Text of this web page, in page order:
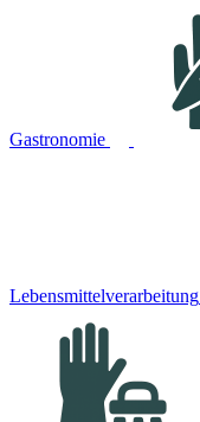
Gastronomie
Lebensmittelverarbeitung